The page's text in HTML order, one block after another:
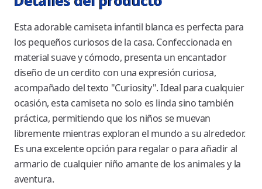
Esta adorable camiseta infantil blanca es perfecta para
los pequeños curiosos de la casa. Confeccionada en
material suave y cómodo, presenta un encantador
diseño de un cerdito con una expresión curiosa,
acompañado del texto "Curiosity". Ideal para cualquier
ocasión, esta camiseta no solo es linda sino también
práctica, permitiendo que los niños se muevan
libremente mientras exploran el mundo a su alrededor.
Es una excelente opción para regalar o para añadir al
armario de cualquier niño amante de los animales y la
aventura.